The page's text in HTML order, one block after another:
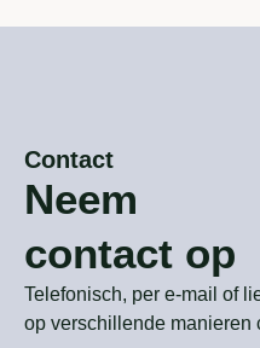
Contact
Neem
contact op
Telefonisch, per e-mail of
op verschillende manieren